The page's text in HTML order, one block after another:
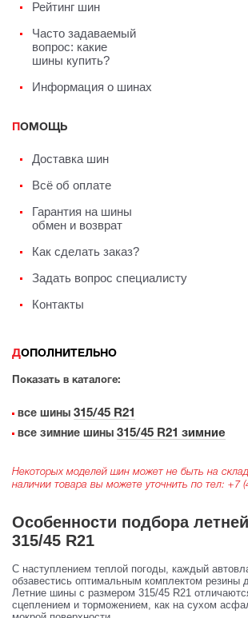
Рейтинг шин
Часто задаваемый
вопрос: какие
шины купить?
Информация о шинах
ПОМОЩЬ
Доставка шин
Всё об оплате
Гарантия на шины
обмен и возврат
Как сделать заказ?
Задать вопрос специалисту
Контакты
ДОПОЛНИТЕЛЬНО
Показать в каталоге:
все шины 315/45 R21
все зимние шины 315/45 R21 зимние
Некоторых моделей шин может не быть на
наличии товара вы можете уточнить по тел: +7
Особенности подбора
315/45 R21
С наступлением теплой погоды, каждый
обзавестись оптимальным комплектом резины
Летние шины с размером 315/45 R21
сцеплением и торможением, как на сухом